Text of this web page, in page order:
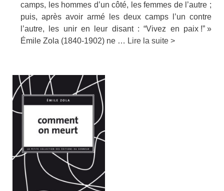
camps, les hommes d’un côté, les femmes de l’autre ;
puis, après avoir armé les deux camps l’un con­tre
l’autre, les unir en leur disant : “Vivez en paix !” »
Émile Zola (1840-1902) ne … Lire la suite >